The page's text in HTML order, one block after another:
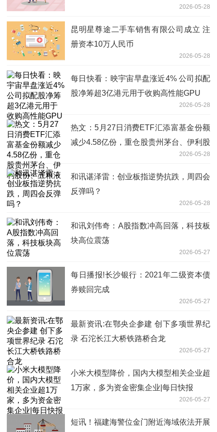
2026-05-28
昆明星尊途二手车销售有限公司成立 注
册资本10万人民币
2026-05-28
每日快看：映宇宙早盘涨近4% 公司拟配
股净筹超3亿港元用于收购高性能GPU
2026-05-28
热文：5月27日消费ETF汇添富基金份额
减少4.58亿份，重仓股贵州茅台、伊利股
2026-05-28
和讯谌泽雷：创业板指逆势抗跌，周四会
反弹吗？
2026-05-28
和讯刘伟奇：A股指数冲高回落，科技板
块高位震荡
2026-05-27
每日播报!长沙银行：2021年二级资本债
券赎回完成
2026-05-27
最新资讯:在鄂央企参建 创下多项世界纪
录 石沱长江大桥铁路桥合龙
2026-05-27
小米大模型降价，国内大模型相关企业超
1万家，多为资金密集企业|每日快报
2026-05-27
短讯！福建海警位金门附近海域依法开展